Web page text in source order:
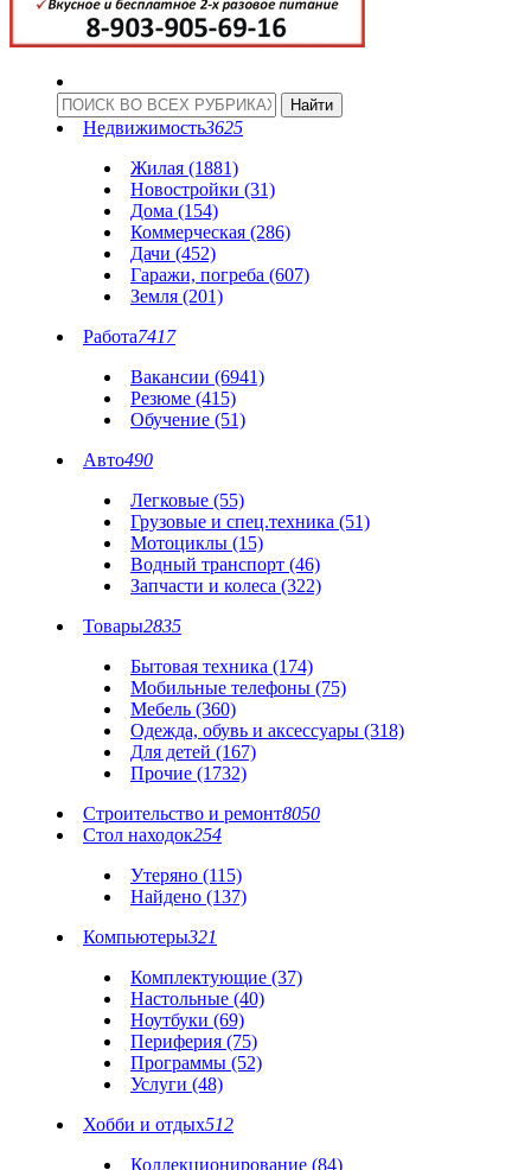
Недвижимость3625
Жилая (1881)
Новостройки (31)
Дома (154)
Коммерческая (286)
Дачи (452)
Гаражи, погреба (607)
Земля (201)
Работа7417
Вакансии (6941)
Резюме (415)
Обучение (51)
Авто490
Легковые (55)
Грузовые и спец.техника (51)
Мотоциклы (15)
Водный транспорт (46)
Запчасти и колеса (322)
Товары2835
Бытовая техника (174)
Мобильные телефоны (75)
Мебель (360)
Одежда, обувь и аксессуары (318)
Для детей (167)
Прочие (1732)
Строительство и ремонт8050
Стол находок254
Утеряно (115)
Найдено (137)
Компьютеры321
Комплектующие (37)
Настольные (40)
Ноутбуки (69)
Периферия (75)
Программы (52)
Услуги (48)
Хобби и отдых512
Коллекционирование (84)